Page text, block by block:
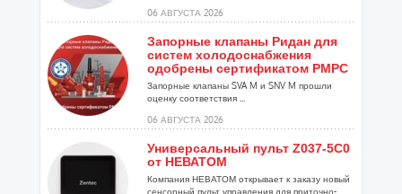
06 АВГУСТА 2026
Запорные клапаны Ридан для
систем холодоснабжения
одобрены сертификатом РМРС
Запорные клапаны SVA M и SNV M прошли
оценку соответствия ...
06 АВГУСТА 2026
Универсальный пульт Z037-5C0
от НЕВАТОМ
Компания НЕВАТОМ открывает к заказу новый
сенсорный пульт управления для приточно-